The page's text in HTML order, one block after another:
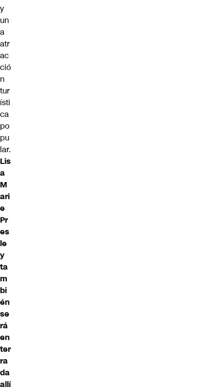
y
un
a
atr
ac
ció
n
tur
ísti
ca
po
pu
lar.
Lis
a
M
ari
e
Pr
es
le
y
ta
m
bi
én
se
rá
en
ter
ra
da
allí